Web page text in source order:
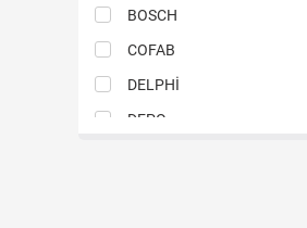
IsuzuBOSCH
COFAB
DELPHİ
DEPO